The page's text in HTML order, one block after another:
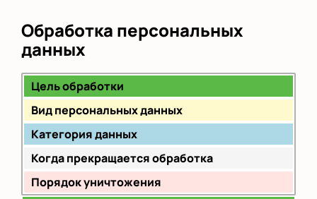
Обработка персональных
данных
Цель обработки
Вид персональных данных
Категория данных
Когда прекращается обработка
Порядок уничтожения